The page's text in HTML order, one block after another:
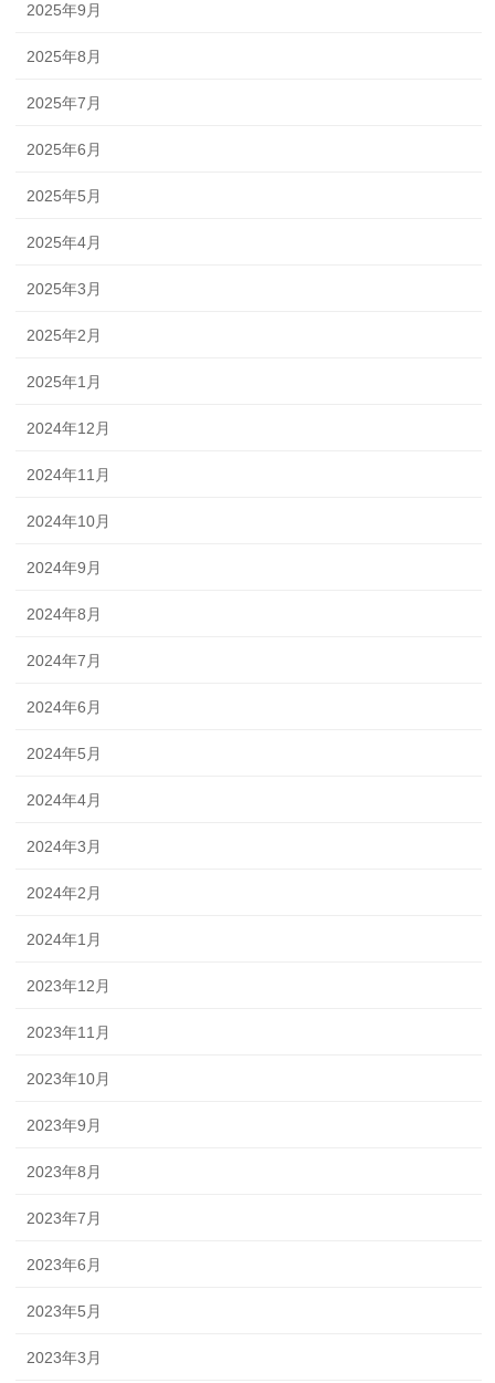
2025年9月
2025年8月
2025年7月
2025年6月
2025年5月
2025年4月
2025年3月
2025年2月
2025年1月
2024年12月
2024年11月
2024年10月
2024年9月
2024年8月
2024年7月
2024年6月
2024年5月
2024年4月
2024年3月
2024年2月
2024年1月
2023年12月
2023年11月
2023年10月
2023年9月
2023年8月
2023年7月
2023年6月
2023年5月
2023年3月